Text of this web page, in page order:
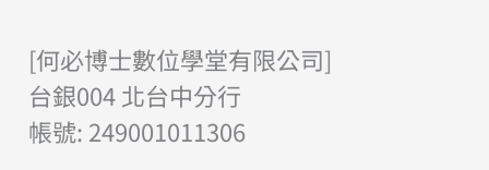
[何必博士數位學堂有限公司]
台銀004 北台中分行
帳號: 249001011306